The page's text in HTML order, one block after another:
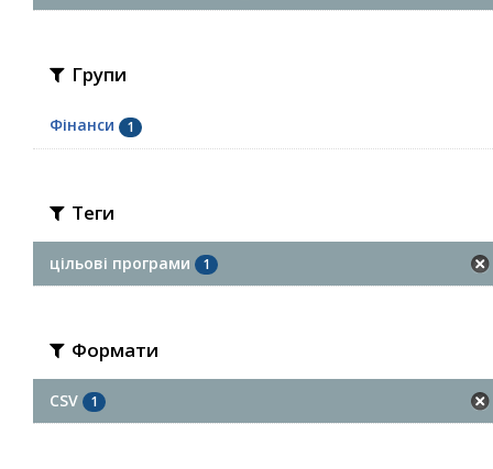
Групи
Фінанси 1
Теги
цільові програми 1
Формати
CSV 1